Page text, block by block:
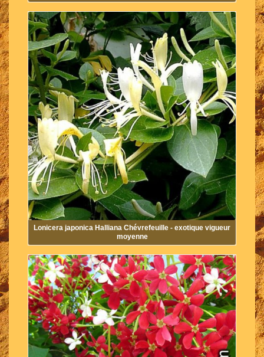
Lonicera japonica Halliana Chévrefeuille - exotique vigueur
moyenne